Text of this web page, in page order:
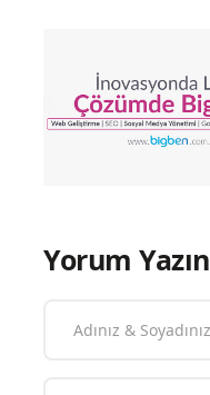
Yorum Yazın